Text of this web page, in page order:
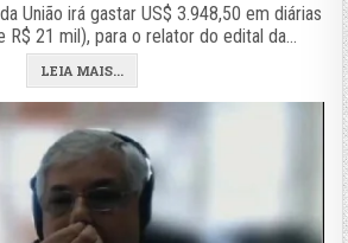
União irá gastar US$ 3.948,50 em diárias
R$ 21 mil), para o relator do edital da…
LEIA MAIS...